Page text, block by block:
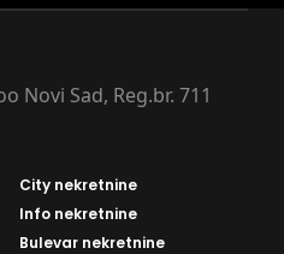
Novi Sad, Reg.br. 711
City nekretnine
Info nekretnine
Bulevar nekretnine